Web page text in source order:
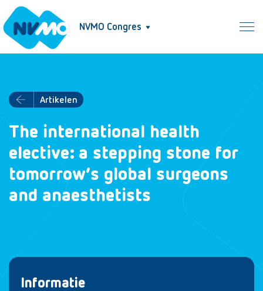
NVMO Congres
Artikelen
The international health
elective: a stepping stone for
tomorrow’s global surgeons
and anaesthetists
Informatie